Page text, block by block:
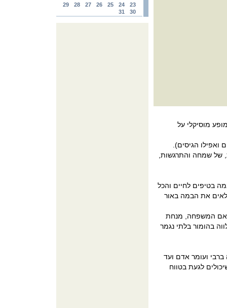
23
24
25
26
27
28
29
30
31
מוסיקלי על
הגיסים).
של שמחה והתרגשות,
בטיפים לחיים והכל
את הבמה באור
אם המשפחה, מנחת
בהומור בלתי נגמר
ועומר אדם ועד
לגעת בטווח